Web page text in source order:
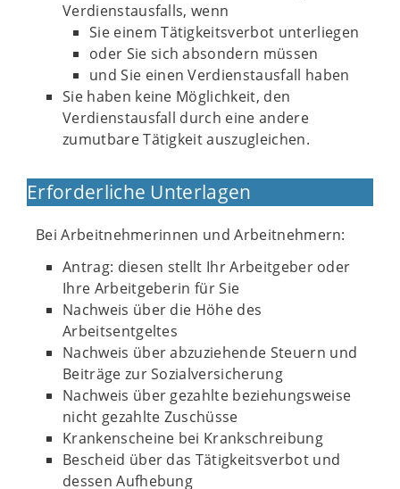
Verdienstausfalls, wenn
Sie einem Tätigkeitsverbot unterliegen
oder Sie sich absondern müssen
und Sie einen Verdienstausfall haben
Sie haben keine Möglichkeit, den
Verdienstausfall durch eine andere
zumutbare Tätigkeit auszugleichen.
Erforderliche Unterlagen
Bei Arbeitnehmerinnen und Arbeitnehmern:
Antrag: diesen stellt Ihr Arbeitgeber oder
Ihre Arbeitgeberin für Sie
Nachweis über die Höhe des
Arbeitsentgeltes
Nachweis über abzuziehende Steuern und
Beiträge zur Sozialversicherung
Nachweis über gezahlte beziehungsweise
nicht gezahlte Zuschüsse
Krankenscheine bei Krankschreibung
Bescheid über das Tätigkeitsverbot und
dessen Aufhebung